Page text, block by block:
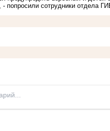
- попросили сотрудники